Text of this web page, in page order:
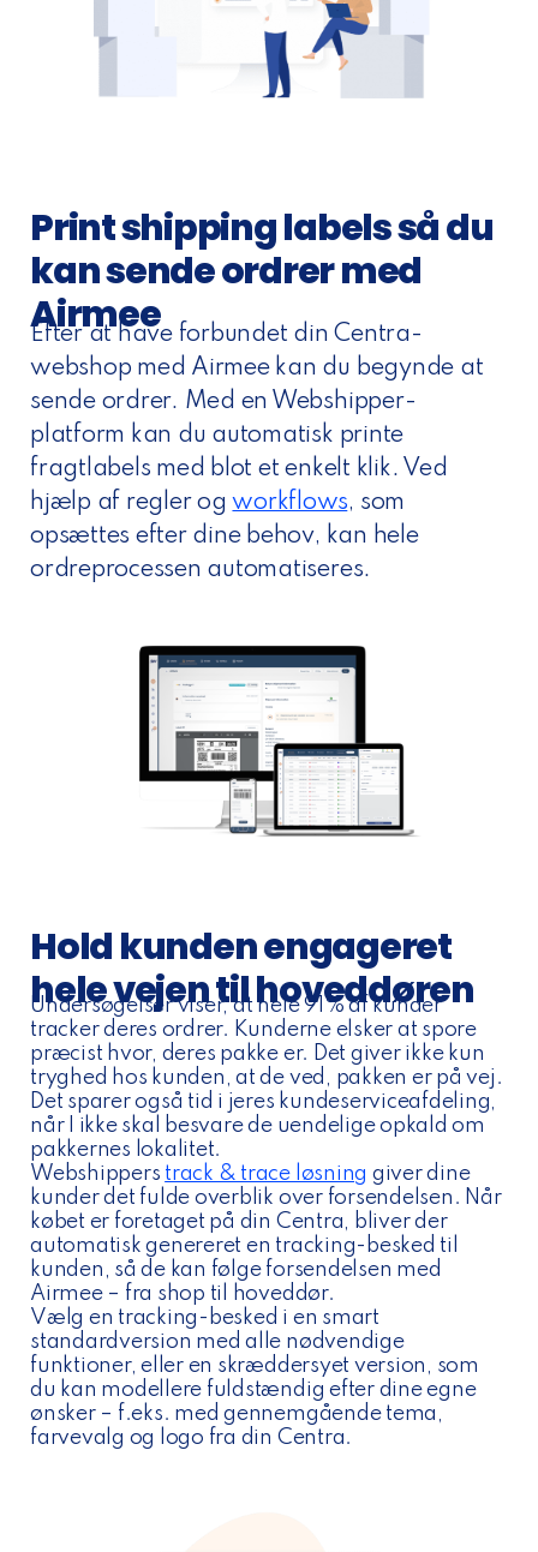
Print shipping labels så du
kan sende ordrer med
Airmee
Efter at have forbundet din Centra-
webshop med Airmee kan du begynde at
sende ordrer. Med en Webshipper-
platform kan du automatisk printe
fragtlabels med blot et enkelt klik. Ved
hjælp af regler ogworkflows, som
opsættes efter dine behov, kan hele
ordreprocessen automatiseres.
Hold kunden engageret
hele vejen til hoveddøren
Undersøgelser viser, at hele 91% af kunder
tracker deres ordrer. Kunderne elsker at spore
præcist hvor, deres pakke er. Det giver ikke kun
tryghed hos kunden, at de ved, pakken er på vej.
Det sparer også tid i jeres kundeserviceafdeling,
når I ikke skal besvare de uendelige opkald om
pakkernes lokalitet.
Webshippers track & trace løsning giver dine
kunder det fulde overblik over forsendelsen. Når
købet er foretaget på din Centra, bliver der
automatisk genereret en tracking-besked til
kunden, så de kan følge forsendelsen med
Airmee – fra shop til hoveddør.
Vælg en tracking-besked i en smart
standardversion med alle nødvendige
funktioner, eller en skræddersyet version, som
du kan modellere fuldstændig efter dine egne
ønsker – f.eks. med gennemgående tema,
farvevalg og logo fra din Centra.